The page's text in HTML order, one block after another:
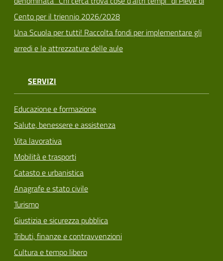
Cento per il triennio 2026/2028
Una Scuola per tutti! Raccolta fondi per implementare gli
arredi e le attrezzature delle aule
SERVIZI
Educazione e formazione
Salute, benessere e assistenza
Vita lavorativa
Mobilità e trasporti
Catasto e urbanistica
Anagrafe e stato civile
Turismo
Giustizia e sicurezza pubblica
Tributi, finanze e contravvenzioni
Cultura e tempo libero